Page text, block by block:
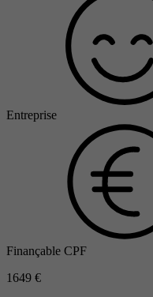
Entreprise
Finançable CPF
1649 €